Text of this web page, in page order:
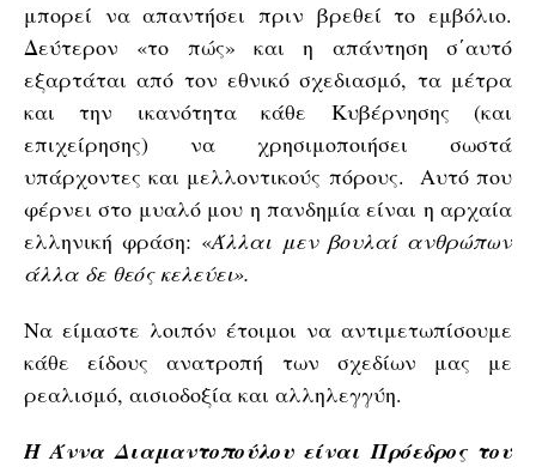
μπορεί να απαντήσει πριν βρεθεί το εμβόλιο.
Δεύτερον «το πώς» και η απάντηση σ΄αυτό
εξαρτάται από τον εθνικό σχεδιασμό, τα μέτρα
και την ικανότητα κάθε Κυβέρνησης (και
επιχείρησης) να χρησιμοποιήσει σωστά
υπάρχοντες και μελλοντικούς πόρους. Αυτό που
φέρνει στο μυαλό μου η πανδημία είναι η αρχαία
ελληνική φράση: «Άλλαι μεν βουλαί ανθρώπων
άλλα δε θεός κελεύει».
Να είμαστε λοιπόν έτοιμοι να αντιμετωπίσουμε
κάθε είδους ανατροπή των σχεδίων μας με
ρεαλισμό, αισιοδοξία και αλληλεγγύη.
Η Άννα Διαμαντοπούλου είναι Πρόεδρος του